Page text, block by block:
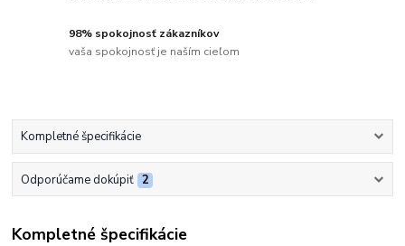
98% spokojnosť zákazníkov
vaša spokojnosť je naším cieľom
Kompletné špecifikácie
Odporúčame dokúpiť 2
Kompletné špecifikácie